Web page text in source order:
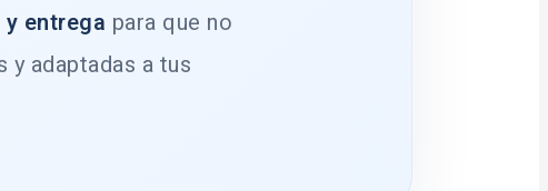
entrega para que no
adaptadas a tus